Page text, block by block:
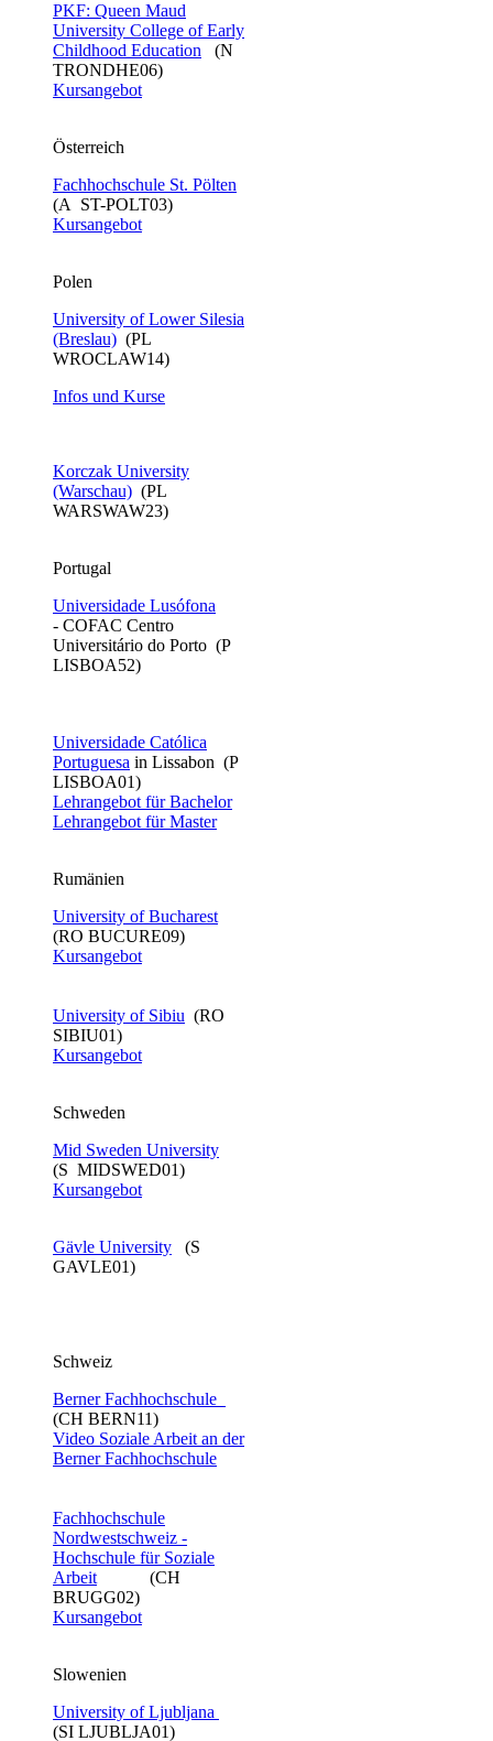
PKF: Queen Maud
University College of Early
Childhood Education (N
TRONDHE06)
Kursangebot
Österreich
Fachhochschule St. Pölten
(A ST-POLT03)
Kursangebot
​Polen
University of Lower Silesia
(Breslau) (PL
WROCLAW14)
Infos und Kurse
Korczak University
(Warschau) (PL
WARSWAW23)
Portugal
Universidade Lusófona
- COFAC Centro
Universitário do Porto (P
LISBOA52)
Universidade Católica
Portuguesa in Lissabon (P
LISBOA01)
Lehrangebot für Bachelor​
Lehrangebot für Master
Rumänien
University of Bucharest
(RO BUCURE09)
Kursangebot
University of Sibiu (RO
SIBIU01)
Kursangebot
Schweden
Mid Sweden University
(S MIDSWED01)
Kursangebot
Gävle University​ ​ (S
GAVLE01)
Schweiz
Berner Fachhochschule
(CH BERN11)
Video Soziale Arbeit an der
Berner Fachhochschule​
Fachhochschule
Nordwestschweiz -
Hochschule für Soziale
Arbeit (CH
BRUGG02)
Kursangebot
Slowenien
University of Ljubljana
(SI LJUBLJA01)